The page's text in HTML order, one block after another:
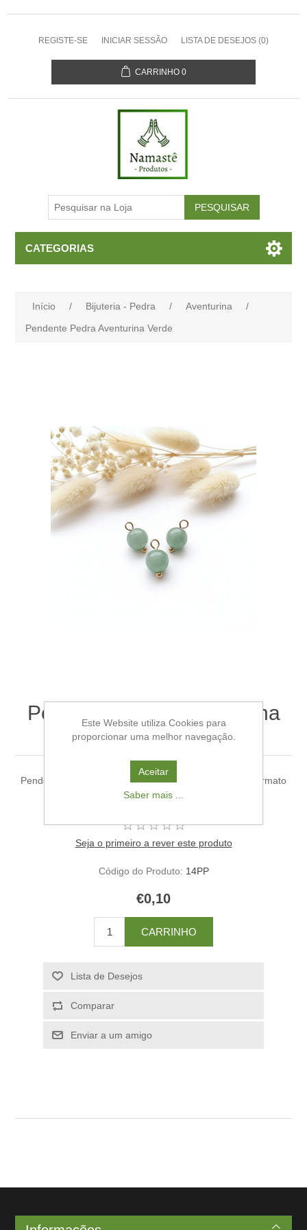
REGISTE-SE INICIAR SESSÃO LISTA DE DESEJOS (0)
CARRINHO 0
CATEGORIAS
Início / Bijuteria - Pedra / Aventurina
/
Pendente Pedra Aventurina Verde
Pendente Pedra Aventurina
Verde
Pendente de pedra, com detalhes em latão dourado, formato
redondo, Tamanho: 1.1x0.6cm, Furo: 1,8mm
Seja o primeiro a rever este produto
Código do Produto: 14PP
€0,10
Este Website utiliza Cookies para
proporcionar uma melhor navegação.
Aceitar
Saber mais ...